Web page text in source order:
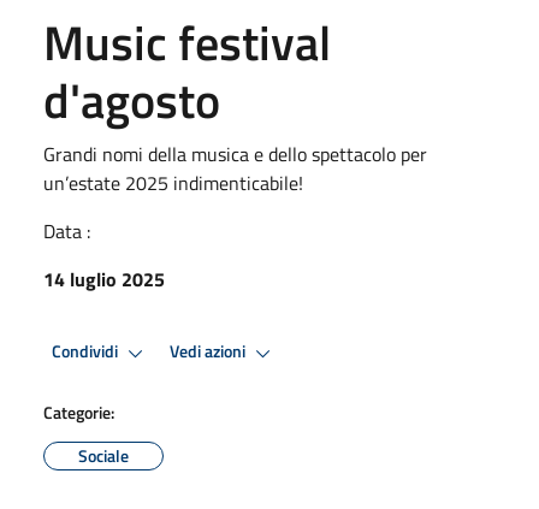
Music festival
d'agosto
Grandi nomi della musica e dello spettacolo per
un’estate 2025 indimenticabile!
Data :
14 luglio 2025
Condividi Vedi azioni
Categorie:
Sociale